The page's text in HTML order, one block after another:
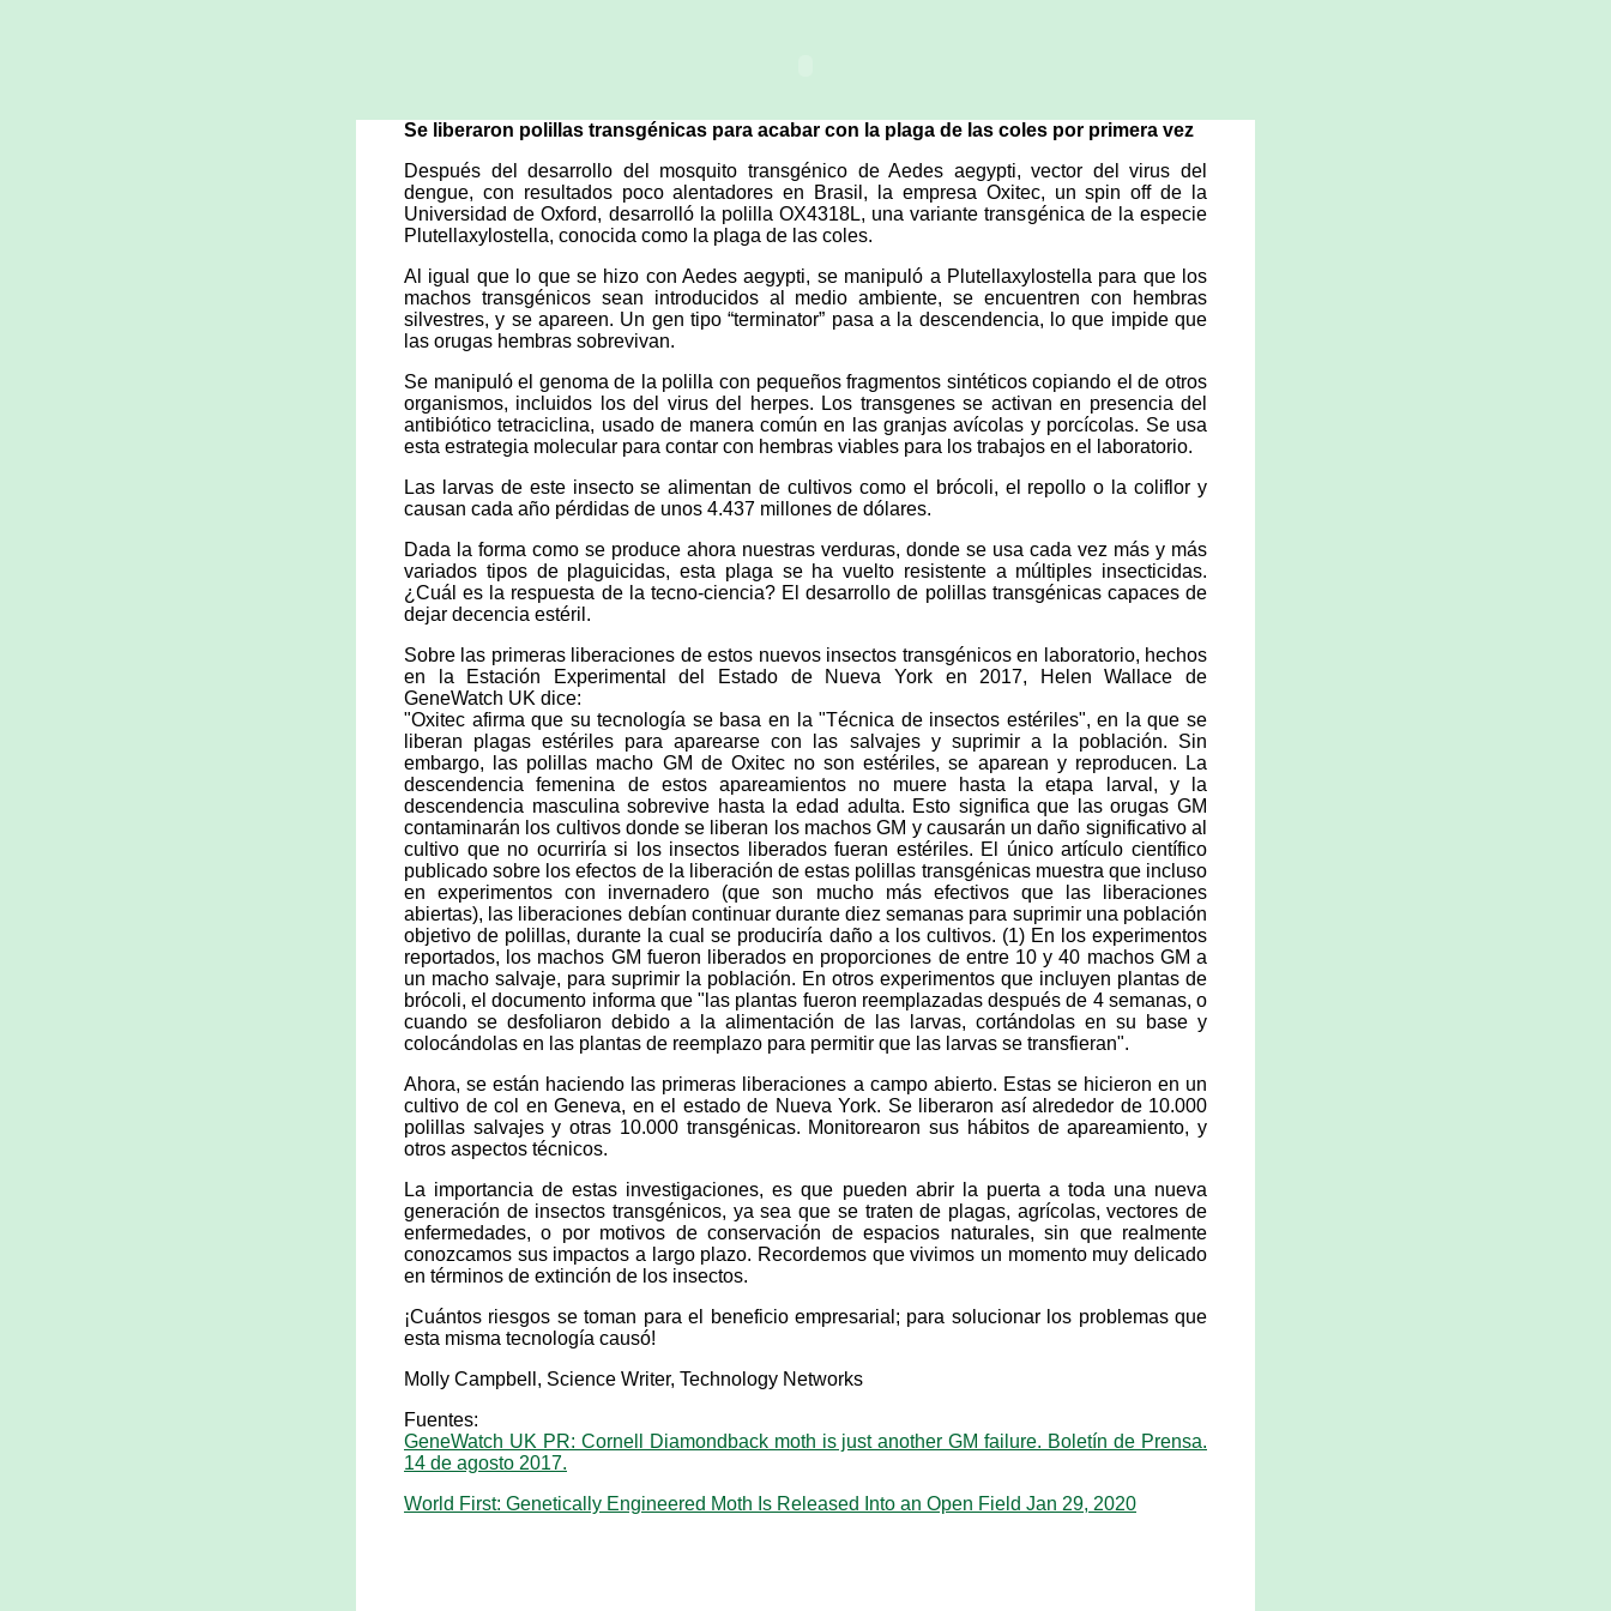
Se liberaron polillas transgénicas para acabar con la plaga de las coles por primera vez
Después del desarrollo del mosquito transgénico de Aedes aegypti, vector del virus del
dengue, con resultados poco alentadores en Brasil, la empresa Oxitec, un spin off de la
Universidad de Oxford, desarrolló la polilla OX4318L, una variante transgénica de la especie
Plutellaxylostella, conocida como la plaga de las coles.
Al igual que lo que se hizo con Aedes aegypti, se manipuló a Plutellaxylostella para que los
machos transgénicos sean introducidos al medio ambiente, se encuentren con hembras
silvestres, y se apareen. Un gen tipo “terminator” pasa a la descendencia, lo que impide que
las orugas hembras sobrevivan.
Se manipuló el genoma de la polilla con pequeños fragmentos sintéticos copiando el de otros
organismos, incluidos los del virus del herpes. Los transgenes se activan en presencia del
antibiótico tetraciclina, usado de manera común en las granjas avícolas y porcícolas. Se usa
esta estrategia molecular para contar con hembras viables para los trabajos en el laboratorio.
Las larvas de este insecto se alimentan de cultivos como el brócoli, el repollo o la coliflor y
causan cada año pérdidas de unos 4.437 millones de dólares.
Dada la forma como se produce ahora nuestras verduras, donde se usa cada vez más y más
variados tipos de plaguicidas, esta plaga se ha vuelto resistente a múltiples insecticidas.
¿Cuál es la respuesta de la tecno-ciencia? El desarrollo de polillas transgénicas capaces de
dejar decencia estéril.
Sobre las primeras liberaciones de estos nuevos insectos transgénicos en laboratorio, hechos
en la Estación Experimental del Estado de Nueva York en 2017, Helen Wallace de
GeneWatch UK dice:
"Oxitec afirma que su tecnología se basa en la "Técnica de insectos estériles", en la que se
liberan plagas estériles para aparearse con las salvajes y suprimir a la población. Sin
embargo, las polillas macho GM de Oxitec no son estériles, se aparean y reproducen. La
descendencia femenina de estos apareamientos no muere hasta la etapa larval, y la
descendencia masculina sobrevive hasta la edad adulta. Esto significa que las orugas GM
contaminarán los cultivos donde se liberan los machos GM y causarán un daño significativo al
cultivo que no ocurriría si los insectos liberados fueran estériles. El único artículo científico
publicado sobre los efectos de la liberación de estas polillas transgénicas muestra que incluso
en experimentos con invernadero (que son mucho más efectivos que las liberaciones
abiertas), las liberaciones debían continuar durante diez semanas para suprimir una población
objetivo de polillas, durante la cual se produciría daño a los cultivos. (1) En los experimentos
reportados, los machos GM fueron liberados en proporciones de entre 10 y 40 machos GM a
un macho salvaje, para suprimir la población. En otros experimentos que incluyen plantas de
brócoli, el documento informa que "las plantas fueron reemplazadas después de 4 semanas, o
cuando se desfoliaron debido a la alimentación de las larvas, cortándolas en su base y
colocándolas en las plantas de reemplazo para permitir que las larvas se transfieran".
Ahora, se están haciendo las primeras liberaciones a campo abierto. Estas se hicieron en un
cultivo de col en Geneva, en el estado de Nueva York. Se liberaron así alrededor de 10.000
polillas salvajes y otras 10.000 transgénicas. Monitorearon sus hábitos de apareamiento, y
otros aspectos técnicos.
La importancia de estas investigaciones, es que pueden abrir la puerta a toda una nueva
generación de insectos transgénicos, ya sea que se traten de plagas, agrícolas, vectores de
enfermedades, o por motivos de conservación de espacios naturales, sin que realmente
conozcamos sus impactos a largo plazo. Recordemos que vivimos un momento muy delicado
en términos de extinción de los insectos.
¡Cuántos riesgos se toman para el beneficio empresarial; para solucionar los problemas que
esta misma tecnología causó!
Molly Campbell, Science Writer, Technology Networks
Fuentes:
GeneWatch UK PR: Cornell Diamondback moth is just another GM failure. Boletín de Prensa.
14 de agosto 2017.
World First: Genetically Engineered Moth Is Released Into an Open Field Jan 29, 2020